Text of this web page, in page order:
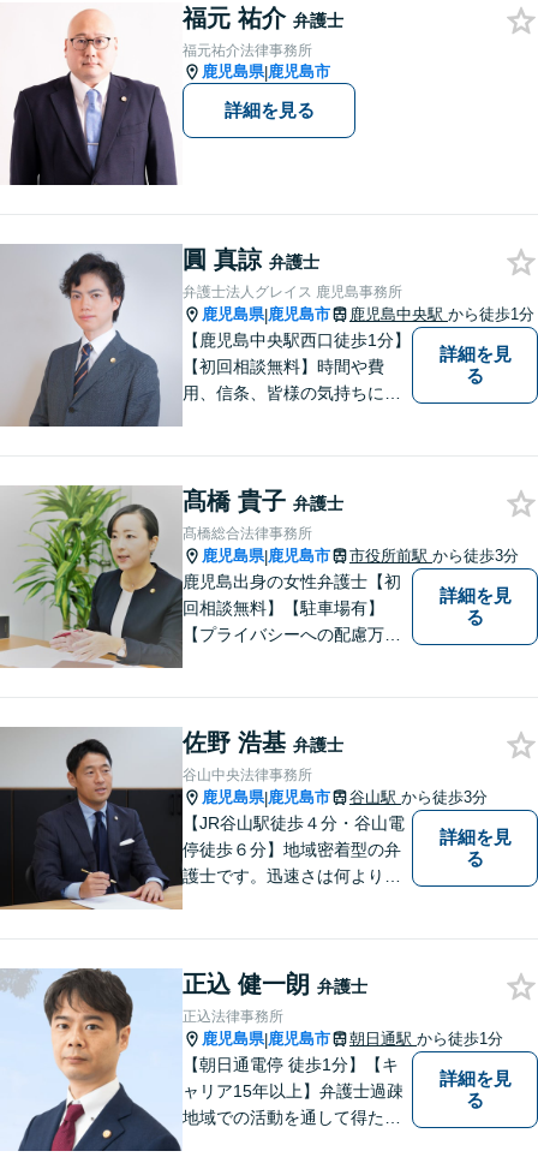
福元 祐介 弁護士
福元祐介法律事務所
鹿児島県|鹿児島市
詳細を見る
圓 真諒 弁護士
弁護士法人グレイス 鹿児島事務所
鹿児島県|鹿児島市 鹿児島中央駅 から徒歩1分
【鹿児島中央駅西口徒歩1分】
【初回相談無料】時間や費
用、信条、皆様の気持ちに重
に強みあり！親身になって最
後までサポートいたします。
詳細を見
る
髙橋 貴子 弁護士
髙橋総合法律事務所
鹿児島県|鹿児島市 市役所前駅 から徒歩3分
鹿児島出身の女性弁護士【初
回相談無料】【駐車場有】
【プライバシーへの配慮万
詳細を見
る
佐野 浩基 弁護士
谷山中央法律事務所
鹿児島県|鹿児島市 谷山駅 から徒歩3分
【JR谷山駅徒歩４分・谷山電
停徒歩６分】地域密着型の弁
護士です。迅速さは何よりの
詳細を見
る
正込 健一朗 弁護士
正込法律事務所
鹿児島県|鹿児島市 朝日通駅 から徒歩1分
【朝日通電停 徒歩1分】【キ
ャリア15年以上】弁護士過疎
地域での活動を通して得た経
詳細を見
る